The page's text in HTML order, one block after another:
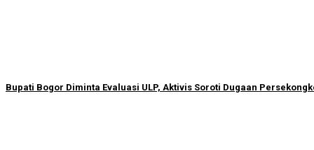
Bupati Bogor Diminta Evaluasi ULP, Aktivis Soroti Dugaan